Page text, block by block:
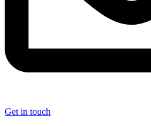
Get in touch